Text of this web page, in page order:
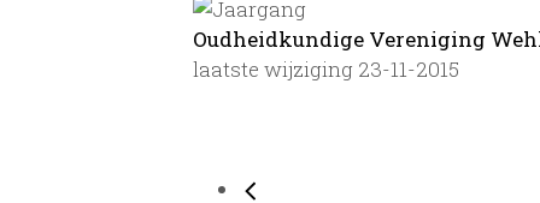
Oudheidkundige Vereniging Wehl,
laatste wijziging 23-11-2015